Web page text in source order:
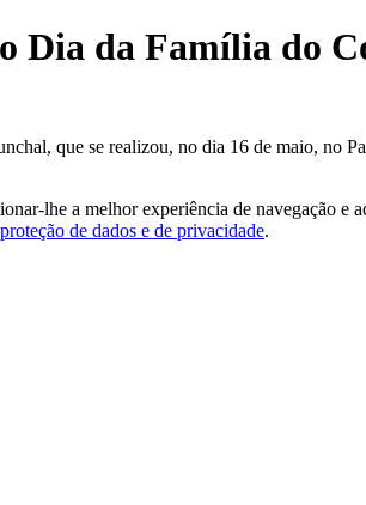
Dia da Família do
que se realizou, no dia 16 de maio, no
lhe a melhor experiência de navegação e
de dados e de privacidade.